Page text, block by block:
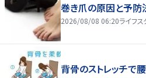
巻き爪の原因と予防
2026/08/08 06:20ライフス
背骨のストレッチで